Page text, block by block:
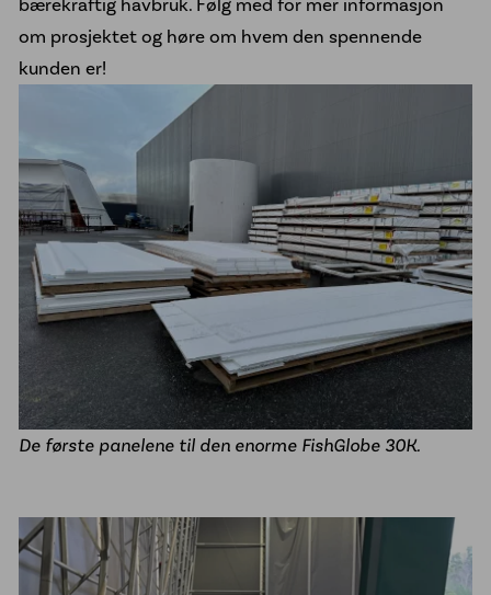
om prosjektet og høre om hvem den spennende
kunden er!
De første panelene til den enorme FishGlobe 30K.